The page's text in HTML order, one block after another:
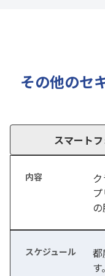
その他のセ
スマート
都
す。